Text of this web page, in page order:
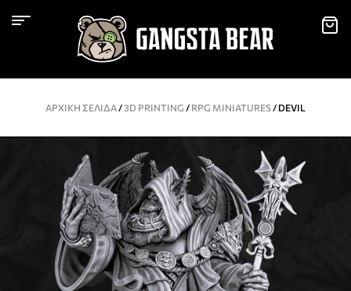
ΑΡΧΙΚΉ ΣΕΛΊΔΑ/3D PRINTING / RPG MINIATURES/ DEVIL